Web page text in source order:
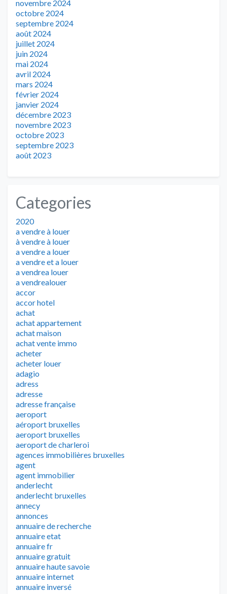
novembre 2024
octobre 2024
septembre 2024
août 2024
juillet 2024
juin 2024
mai 2024
avril 2024
mars 2024
février 2024
janvier 2024
décembre 2023
novembre 2023
octobre 2023
septembre 2023
août 2023
Categories
2020
a vendre à louer
à vendre à louer
a vendre a louer
a vendre et a louer
a vendrea louer
a vendrealouer
accor
accor hotel
achat
achat appartement
achat maison
achat vente immo
acheter
acheter louer
adagio
adress
adresse
adresse française
aeroport
aéroport bruxelles
aeroport bruxelles
aeroport de charleroi
agences immobilières bruxelles
agent
agent immobilier
anderlecht
anderlecht bruxelles
annecy
annonces
annuaire de recherche
annuaire etat
annuaire fr
annuaire gratuit
annuaire haute savoie
annuaire internet
annuaire inversé